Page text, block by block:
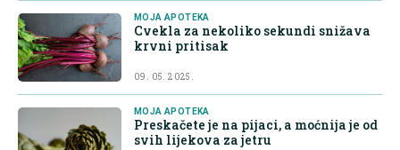
MOJA APOTEKA
Cvekla za nekoliko sekundi snižava
krvni pritisak
09. 05. 2025.
MOJA APOTEKA
Preskačete je na pijaci, a moćnija je od
svih lijekova za jetru